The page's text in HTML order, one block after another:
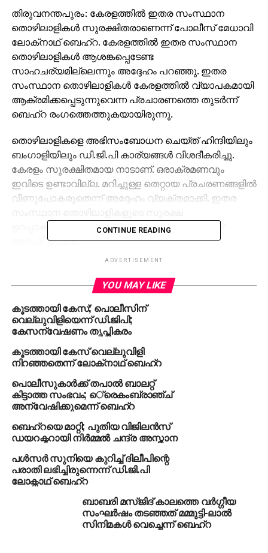
തിരുവനന്തപുരം: കേരളത്തില്‍ ഇതര സംസ്ഥാന
തൊഴിലാളികള്‍ സുരക്ഷിതരാണെന്ന് പോലീസ് മേധാവി
ലോക്‌നാഥ് ബെഹ്‌റ. കേരളത്തില്‍ ഇതര സംസ്ഥാന
തൊഴിലാളികള്‍ ആശങ്കപ്പെടേണ്ട
സാഹചര്യമില്ലെന്നും അദ്ദേഹം പറഞ്ഞു. ഇതര
സംസ്ഥാന തൊഴിലാളികള്‍ കേരളത്തില്‍ വ്യാപകമായി
ആക്രമിക്കപ്പെടുന്നുവെന്ന പ്രചാരണത്തെ തുടര്‍ന്ന്
ബെഹ്‌റ രംഗത്തെത്തുകയായിരുന്നു.
തൊഴിലാളികളെ അഭിസംബോധന ചെയ്ത് ഹിന്ദിയിലും
ബംഗാളിയിലും ഡി.ജി.പി കാര്യങ്ങള്‍ വിശദീകരിച്ചു.
കേരളം സുരക്ഷിതമായ നാടാണ്. ഒരാക്രമണവും
ഇവിടെ ഉണ്ടാവില്ല. മറിച്ചുള്ള തെറ്റായ പ്രചരണങ്ങളില്‍
വീണുപോകരുതെന്ന് അദ്ദേഹം വ്യക്തമാക്കി. ഇതര
ഉറപ്പാക്കുന്നതിനുള്ള നടപടികള്‍ കേരളപോലീസ്
ആരംഭിച്ചിട്ടുണ്ട്.
തൊഴിലാളികള്‍ക്ക് താമസസൗകര്യവും ചികിത്സാ
സൗകര്യവും ഒരുക്കുന്നതിന് വിവിധ പദ്ധതികള്‍
പ്രചരിപ്പിക്കുന്നതില്‍ നിന്നും പൊതുജനങ്ങള്‍
മാറിനില്‍ക്കണം. പ്രചരിപ്പിക്കുന്നവര്‍ക്കെതിരെ
പറഞ്ഞു.
കഴിഞ്ഞ ദിവസമാണ് കേരളത്തില്‍ ഇതരസംസ്ഥാന
തൊഴിലാളികള്‍ ആക്രമിക്കപ്പെടുന്നുവെന്ന പ്രചാരണം
ശക്തമായത്. അടുത്തിടെ കോഴിക്കോട്ടെ ഒരു പുതിയ
ഹോട്ടലില്‍ ഇതരസംസ്ഥാന തൊഴിലാളി ആത്മഹത്യ
ചെയ്തിരുന്നു. ഇതിന്റെ ചിത്രങ്ങളും മറ്റു
സംസ്ഥാനങ്ങളില്‍ നടക്കുന്ന ആക്രമണങ്ങളുടെ
ചിത്രങ്ങളും ഉള്‍പ്പെടുത്തിയായിരുന്നു സന്ദേശങ്ങള്‍
പ്രചരിച്ചിരുന്നത്.
LOKNADH BEHRA
CONTINUE READING
ADVERTISEMENT
YOU MAY LIKE
കൂടത്തായി കേസ്; പൊലീസിന്
വെല്ലുവിളിയെന്ന് ഡി.ജിപി;
കേസന്വേഷണം തൃപ്തികരം
കൂടത്തായി കേസ് വെല്ലുവിളി
നിറഞ്ഞതെന്ന് ലോക്‌നാഥ് ബെഹ്‌റ
പൊലീസുകാര്‍ക്ക് തപാല്‍ ബാലറ്റ്
കിട്ടാത്ത സംഭവം; െ്രെകംബ്രാഞ്ച്
അന്വേഷിക്കുമെന്ന് ബെഹ്‌റ
ബെഹ്‌റയെ മാറ്റി; പുതിയ വിജിലന്‍സ്
ഡയറക്ടറായി നിര്‍മ്മല്‍ ചന്ദ്ര അസ്താന
പള്‍സര്‍ സുനിയെ കുറിച്ച് ദിലീപിന്റെ
പരാതി ലഭിച്ചിരുന്നെന്ന് ഡി.ജി.പി
ലോക്നാഥ് ബെഹ്റ
ബാബരി മസ്ജിദ് കാലത്തെ വര്‍ഗ്ഗീയ
സംഘര്‍ഷം തടഞ്ഞത് മമ്മുട്ടി-ലാല്‍
സിനിമകള്‍ വെച്ചെന്ന് ബെഹ്‌റ